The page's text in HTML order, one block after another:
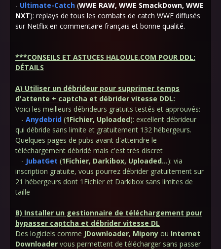
- Ultimate-Catch (WWE RAW, WWE SmackDown, WWE
NXT): replays de tous les combats de catch WWE diffusés
sur Netflix en commentaire français et bonne qualité.
***CONSEILS ET ASTUCES HALOULE.COM POUR DDL:
DÉTAILS
A) Utiliser un débrideur pour supprimer temps
d'attente + captcha et débrider vitesse DDL:
Voici les meilleurs débrideurs gratuits testés et approuvés:
- Anydebrid (1Fichier, Uploaded): excellent débrideur
qui débride sans limite et gratuitement 132 hébergeurs.
Quelques pages de pubs avant d'atteindre le
téléchargement débridé mais c'est très discret
- JubatGet (1Fichier, Darkibox, Uploaded...): via
inscription gratuite, vous pourrez débrider gratuitement sur
21 hébergeurs dont 1Fichier et Darkibox sans limites de
taille
B) Installer un gestionnaire de téléchargement pour
bypasser captcha et débrider vitesse DL
Des logiciels comme JDownloader, Mipony ou Internet
Downloader vous permettent de télécharger sans passer